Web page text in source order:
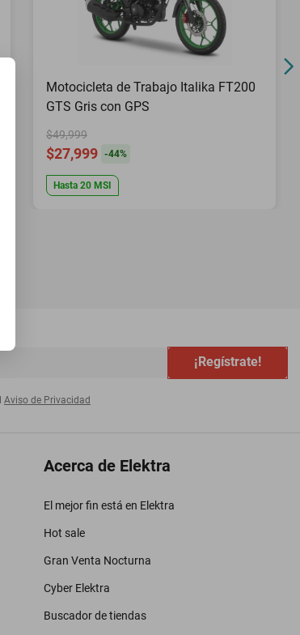
Motocicleta de Trabajo Italika FT200
GTS Gris con GPS
$49,999
$27,999 -44%
Hasta 20 MSI
¡Regístrate!
Aviso de Privacidad
Acerca de Elektra
El mejor fin está en Elektra
Hot sale
Gran Venta Nocturna
Cyber Elektra
Buscador de tiendas